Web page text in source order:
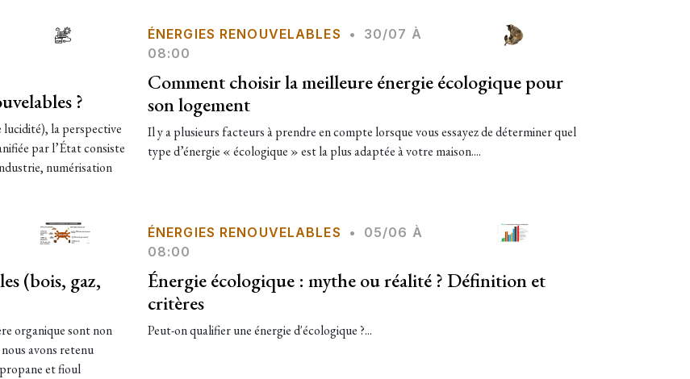
?
lucidité), la perspective
par l’État consiste
numérisation
ÉNERGIES RENOUVELABLES •
30/07 À
08:00
Comment choisir la meilleure énergie écologique pour
son logement
Il y a plusieurs facteurs à prendre en compte lorsque vous essayez de déterminer quel
type d’énergie « écologique » est la plus adaptée à votre maison....
(bois, gaz,
organique sont non
avons retenu
et fioul
ÉNERGIES RENOUVELABLES •
05/06 À
08:00
Énergie écologique : mythe ou réalité ? Définition et
critères
Peut-on qualifier une énergie d'écologique ?...